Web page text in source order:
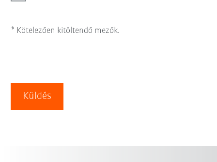
* Kötelezően kitöltendő mezők.
Küldés